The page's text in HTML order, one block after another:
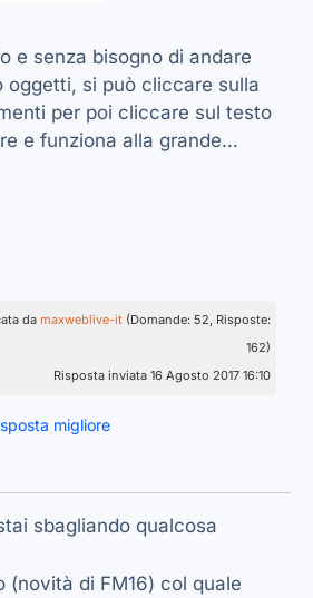
e senza bisogno di andare
oggetti, si può cliccare sulla
per poi cliccare sul testo
e funziona alla grande…
da maxweblive-it (Domande: 52, Risposte:
162)
Risposta inviata 16 Agosto 2017 16:10
migliore
sbagliando qualcosa
(novità di FM16) col quale